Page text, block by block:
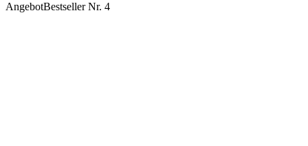
AngebotBestseller Nr. 4